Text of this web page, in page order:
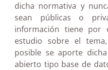
dicha normativa y
sean públicas o
información tiene
estudio sobre el
posible se aporte
abierto tipo base de